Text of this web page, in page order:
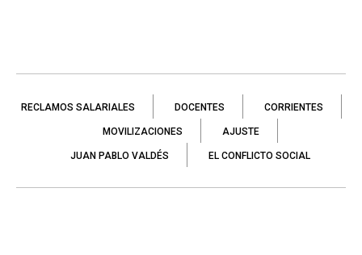
RECLAMOS SALARIALES DOCENTES CORRIENTES
MOVILIZACIONES AJUSTE
JUAN PABLO VALDÉS EL CONFLICTO SOCIAL